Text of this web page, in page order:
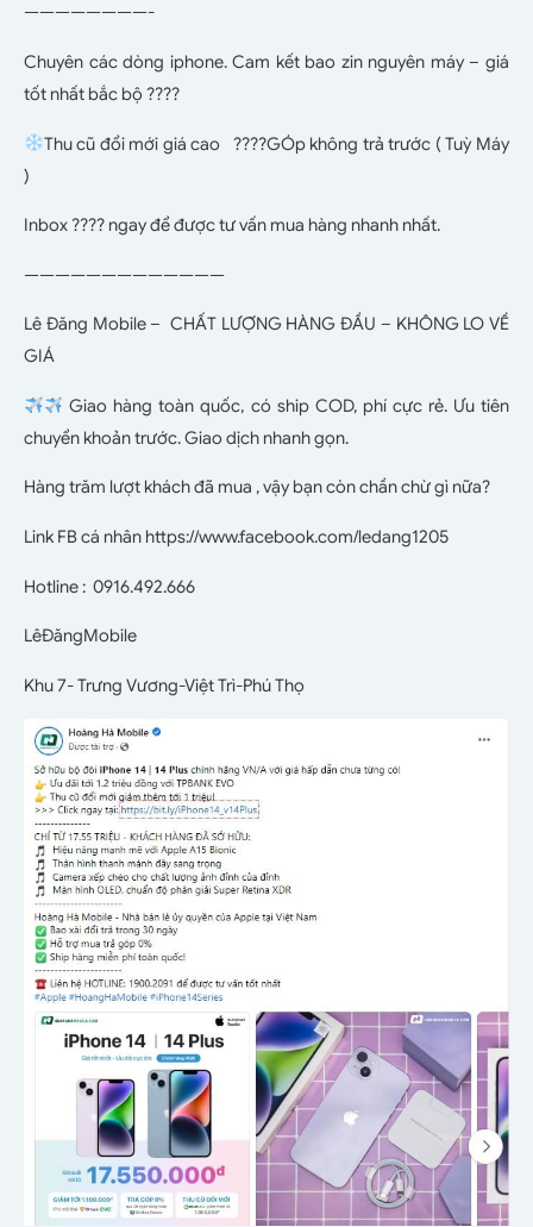
————————-
Chuyên các dòng iphone. Cam kết bao zin nguyên máy – giá
tốt nhất bắc bộ ????
Thu cũ đổi mới giá cao ????GÓp không trả trước ( Tuỳ Máy
)
Inbox ???? ngay để được tư vấn mua hàng nhanh nhất.
—————————————
Lê Đăng Mobile – CHẤT LƯỢNG HÀNG ĐẦU – KHÔNG LO VỀ
GIÁ
Giao hàng toàn quốc, có ship COD, phí cực rẻ. Ưu tiên
chuyển khoản trước. Giao dịch nhanh gọn.
Hàng trăm lượt khách đã mua , vậy bạn còn chần chừ gì nữa?
Link FB cá nhân https://www.facebook.com/ledang1205
Hotline : 0916.492.666
LêĐăngMobile
Khu 7- Trưng Vương-Việt Trì-Phú Thọ
HOTLINE hỗ trợ 24/7: 0394.888.696
NHẬN TƯ VẤN